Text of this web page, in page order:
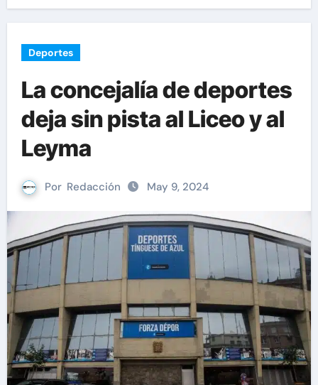
Deportes
La concejalía de deportes
deja sin pista al Liceo y al
Leyma
Por Redacción May 9, 2024